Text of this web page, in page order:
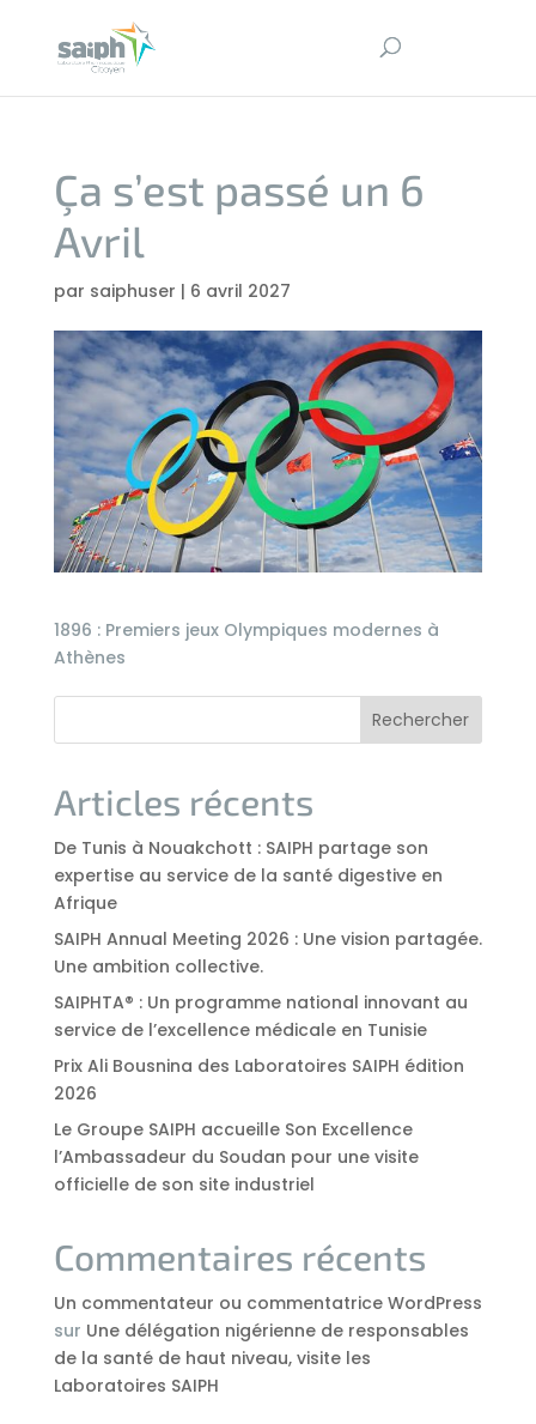
Ça s’est passé un 6
Avril
par saiphuser | 6 avril 2027
1896 : Premiers jeux Olympiques modernes à
Athènes
Rechercher
Articles récents
De Tunis à Nouakchott : SAIPH partage son
expertise au service de la santé digestive en
Afrique
SAIPH Annual Meeting 2026 : Une vision partagée.
Une ambition collective.
SAIPHTA® : Un programme national innovant au
service de l’excellence médicale en Tunisie
Prix Ali Bousnina des Laboratoires SAIPH édition
2026
Le Groupe SAIPH accueille Son Excellence
l’Ambassadeur du Soudan pour une visite
officielle de son site industriel
Commentaires récents
Un commentateur ou commentatrice WordPress
sur Une délégation nigérienne de responsables
de la santé de haut niveau, visite les
Laboratoires SAIPH